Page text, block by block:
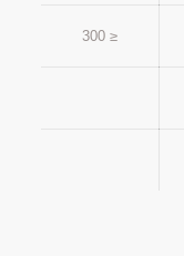
≤ 300